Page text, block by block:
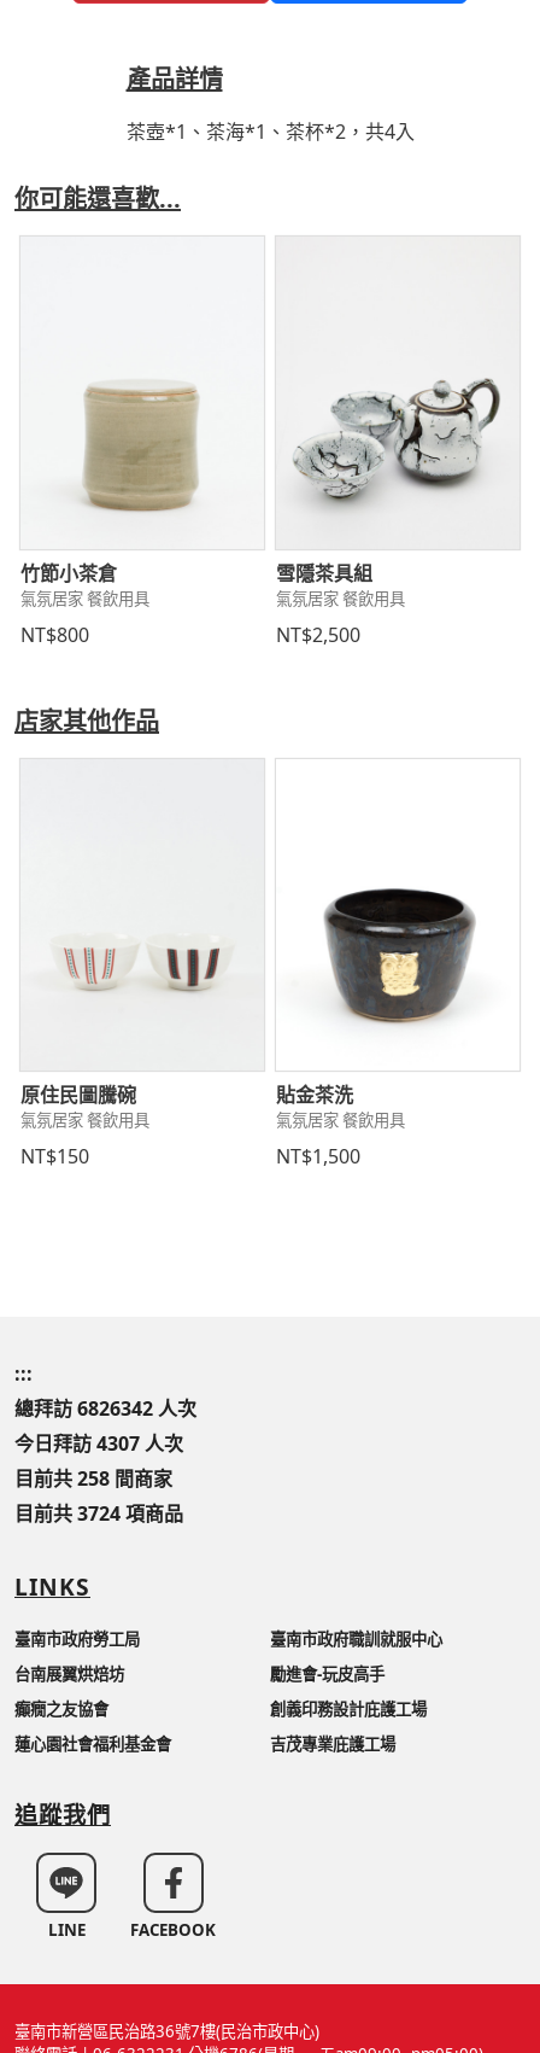
產品詳情
茶壺*1、茶海*1、茶杯*2，共4入
你可能還喜歡...
竹節小茶倉
氣氛居家 餐飲用具
NT$800
雪隱茶具組
氣氛居家 餐飲用具
NT$2,500
店家其他作品
原住民圖騰碗
氣氛居家 餐飲用具
NT$150
貼金茶洗
氣氛居家 餐飲用具
NT$1,500
:::
總拜訪 6826342 人次
今日拜訪 4307 人次
目前共 258 間商家
目前共 3724 項商品
LINKS
臺南市政府勞工局
臺南市政府職訓就服中心
台南展翼烘焙坊
勵進會-玩皮高手
癲癇之友協會
創義印務設計庇護工場
蓮心園社會福利基金會
吉茂專業庇護工場
追蹤我們
LINE FACEBOOK
臺南市新營區民治路36號7樓(民治市政中心)